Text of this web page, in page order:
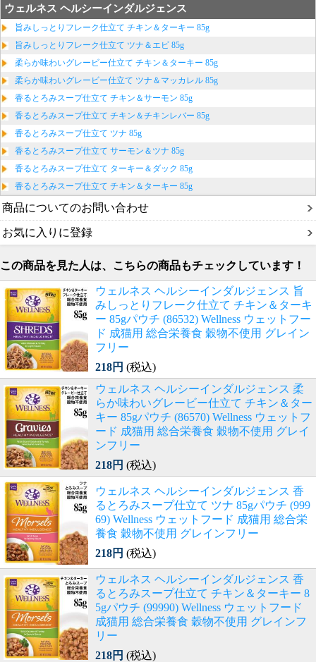
ウェルネス ヘルシーインダルジェンス
旨みしっとりフレーク仕立て チキン＆ターキー 85g
旨みしっとりフレーク仕立て ツナ＆エビ 85g
柔らか味わいグレービー仕立て チキン＆ターキー 85g
柔らか味わいグレービー仕立て ツナ＆マッカレル 85g
香るとろみスープ仕立て チキン＆サーモン 85g
香るとろみスープ仕立て チキン＆チキンレバー 85g
香るとろみスープ仕立て ツナ 85g
香るとろみスープ仕立て サーモン＆ツナ 85g
香るとろみスープ仕立て ターキー＆ダック 85g
香るとろみスープ仕立て チキン＆ターキー 85g
商品についてのお問い合わせ
お気に入りに登録
この商品を見た人は、こちらの商品もチェックしています！
ウェルネス ヘルシーインダルジェンス 旨
みしっとりフレーク仕立て チキン＆ターキ
ー 85gパウチ (86532) Wellness ウェットフー
ド 成猫用 総合栄養食 穀物不使用 グレイン
フリー
218円 (税込)
ウェルネス ヘルシーインダルジェンス 柔
らか味わいグレービー仕立て チキン＆ター
キー 85gパウチ (86570) Wellness ウェットフ
ード 成猫用 総合栄養食 穀物不使用 グレイ
ンフリー
218円 (税込)
ウェルネス ヘルシーインダルジェンス 香
るとろみスープ仕立て ツナ 85gパウチ (999
69) Wellness ウェットフード 成猫用 総合栄
養食 穀物不使用 グレインフリー
218円 (税込)
ウェルネス ヘルシーインダルジェンス 香
るとろみスープ仕立て チキン＆ターキー 8
5gパウチ (99990) Wellness ウェットフード
成猫用 総合栄養食 穀物不使用 グレインフ
リー
218円 (税込)